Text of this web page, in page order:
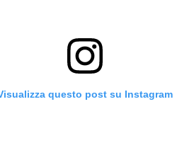
questo post su Instagram